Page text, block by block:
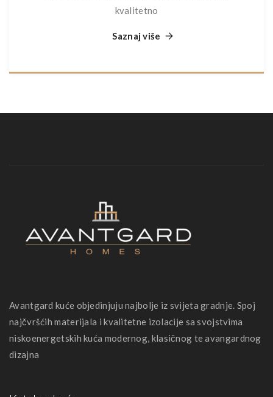
kvalitetno
Saznaj više
Avantgard kuće objedinjuju najbolje iz svijeta gradnje. Spoj
najčvršćih materijala i kvalitetne izolacije sa svojstvima
niskoenergetskih kuća modernog, klasičnog te avangardnog
dizajna